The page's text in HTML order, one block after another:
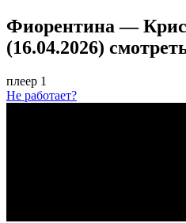
Фиорентина —
(16.04.2026)
плеер 1
Не работает?